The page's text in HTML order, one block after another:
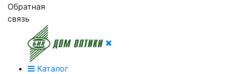
Обратная
связь
Каталог